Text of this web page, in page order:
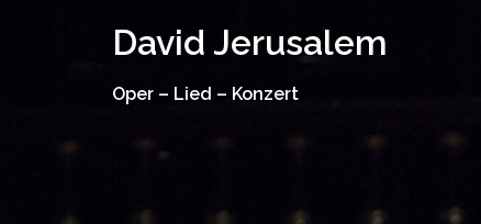
David Jerusalem
Oper – Lied – Konzert